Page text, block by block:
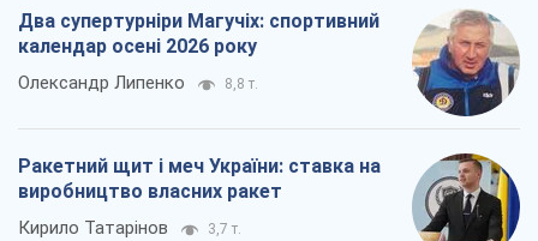
Два супертурніри Магучіх: спортивний
календар осені 2026 року
Олександр Липенко 8,8 т.
Ракетний щит і меч України: ставка на
виробництво власних ракет
Кирило Татарінов 3,7 т.